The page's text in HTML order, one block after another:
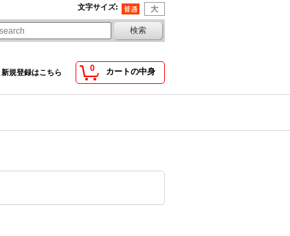
文字サイズ:
0 カートの中身
新規登録はこちら